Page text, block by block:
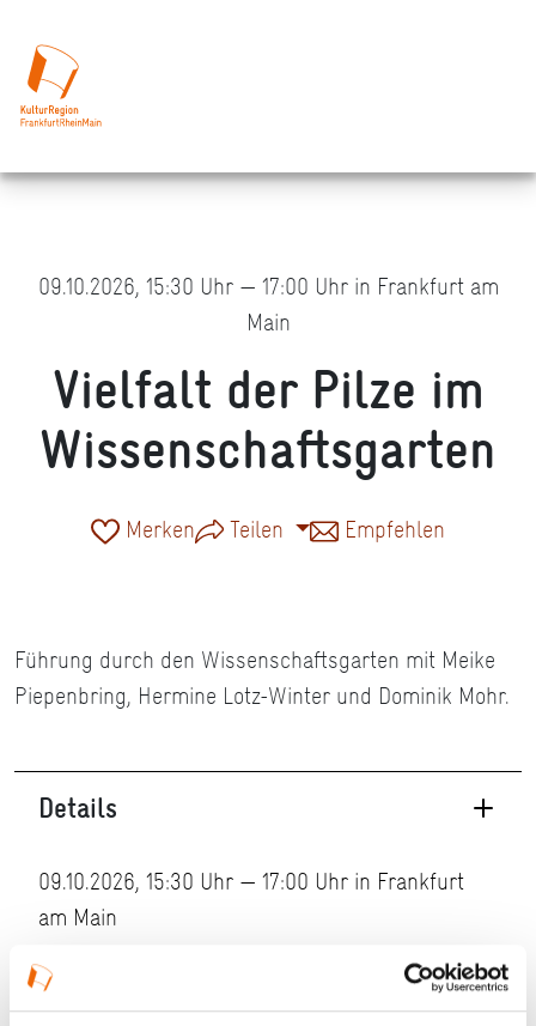
09.10.2026, 15:30 Uhr — 17:00 Uhr in Frankfurt am
Main
Vielfalt der Pilze im
Wissenschaftsgarten
Merken Teilen Empfehlen
Führung durch den Wissenschaftsgarten mit Meike
Piepenbring, Hermine Lotz-Winter und Dominik Mohr.
Details
09.10.2026, 15:30 Uhr — 17:00 Uhr in Frankfurt
am Main
Veranstaltungstyp: